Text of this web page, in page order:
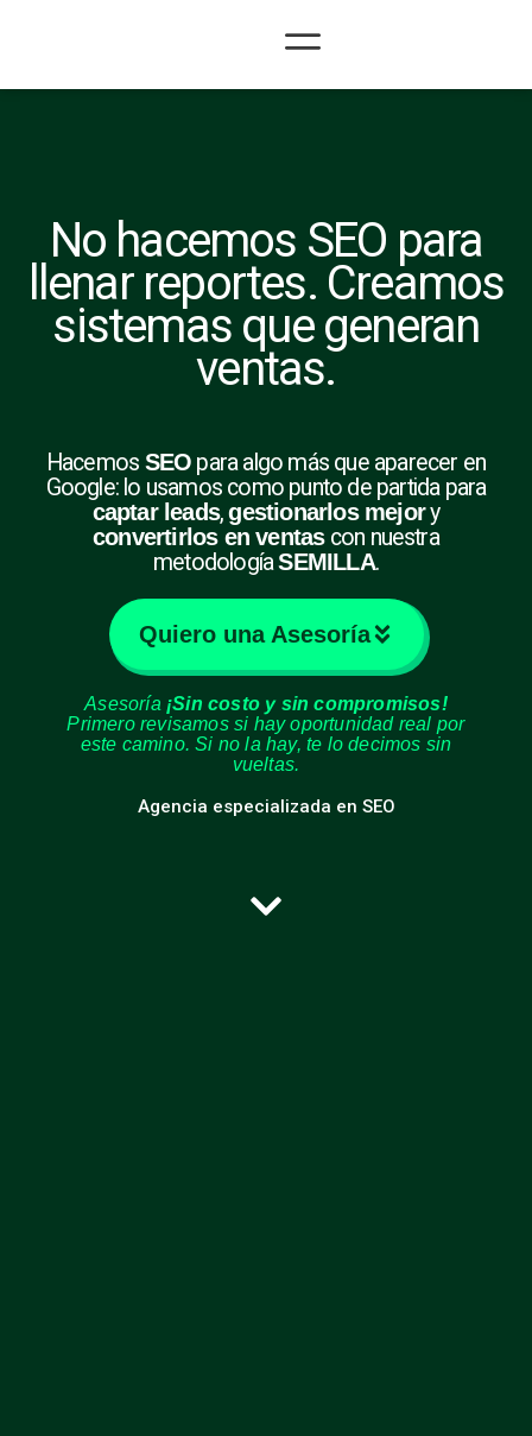
No hacemos SEO para
llenar reportes. Creamos
sistemas que generan
ventas.
Hacemos SEO para algo más que aparecer en
Google: lo usamos como punto de partida para
captar leads,gestionarlos mejory
convertirlos en ventascon nuestra
metodologíaSEMILLA.
Quiero una Asesoría
Asesoría ¡Sin costo y sin compromisos!
Primero revisamos si hay oportunidad real por
este camino. Si no la hay, te lo decimos sin
vueltas.
Agencia especializada en SEO